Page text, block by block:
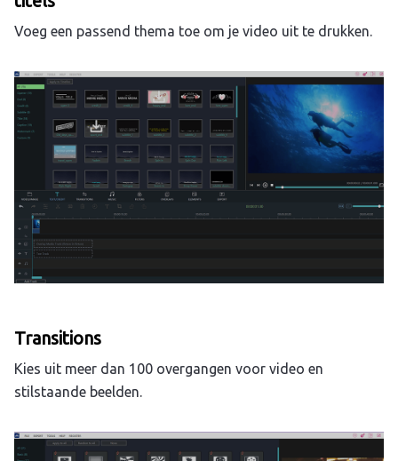
Voeg een passend thema toe om je video uit te drukken.
Transitions
Kies uit meer dan 100 overgangen voor video en
stilstaande beelden.